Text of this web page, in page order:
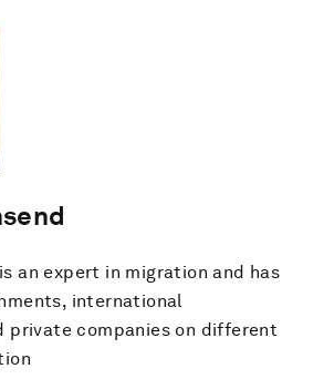
an expert in migration and has
international
private companies on different